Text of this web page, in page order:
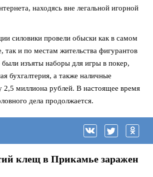
находясь вне легальной игорной
силовики провели обыски как в самом
так и по местам жительства фигурантов
были изъяты наборы для игры в покер,
бухгалтерия, а также наличные
2,5 миллиона рублей. В настоящее время
дела продолжается.
клещ в Прикамье заражен